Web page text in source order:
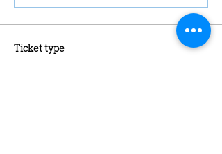
Ticket type